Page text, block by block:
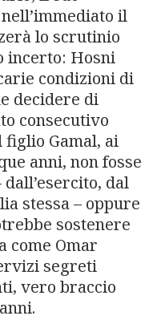
il
lo scrutinio
incerto: Hosni
condizioni di
decidere di
consecutivo
figlio Gamal, ai
anni, non fosse
dal
stessa – oppure
sostenere
come Omar
segreti
vero braccio